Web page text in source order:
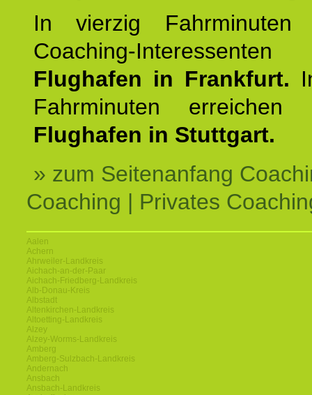
In vierzig Fahrminuten
Coaching-
Flughafen in Frankfurt.
Fahrminuten
Flughafen in Stuttgart.
» zum Seitenanfang
Coaching | Privates
Aalen
Achern
Ahrweiler-Landkreis
Aichach-an-der-Paar
Aichach-Friedberg-Landkreis
Alb-Donau-Kreis
Albstadt
Altenkirchen-Landkreis
Altoetting-Landkreis
Alzey
Alzey-Worms-Landkreis
Amberg
Amberg-Sulzbach-Landkreis
Andernach
Ansbach
Ansbach-Landkreis